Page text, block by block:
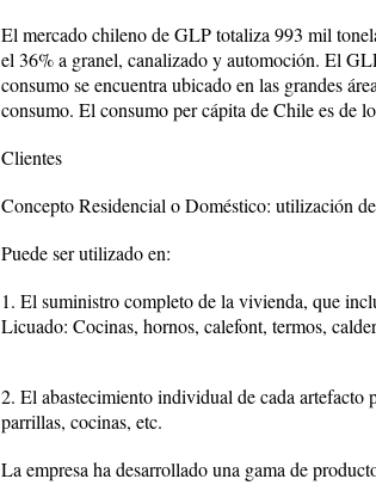
El mercado chileno de GLP totaliza 993 mil
el 36% a granel, canalizado y automoción. El
consumo se encuentra ubicado en las grandes
consumo. El consumo per cápita de Chile es de
Clientes
Concepto Residencial o Doméstico: utilización
Puede ser utilizado en:
1. El suministro completo de la vivienda, que
Licuado: Cocinas, hornos, calefont, termos,
2. El abastecimiento individual de cada artefacto
parrillas, cocinas, etc.
La empresa ha desarrollado una gama de